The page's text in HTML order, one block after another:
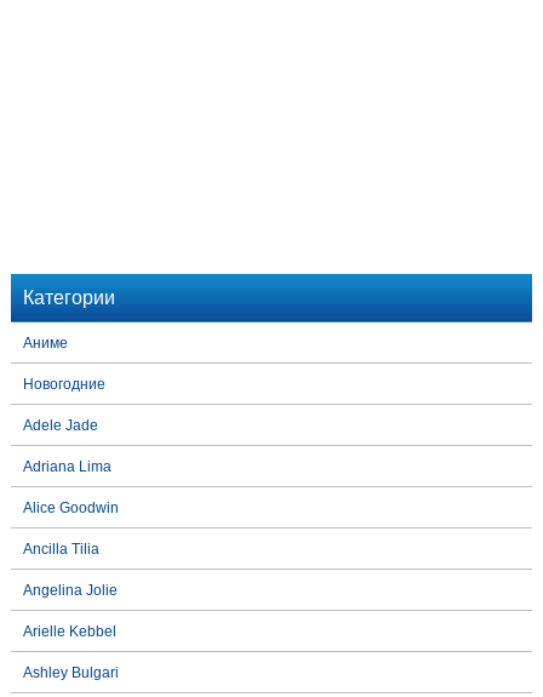
Категории
Аниме
Новогодние
Adele Jade
Adriana Lima
Alice Goodwin
Ancilla Tilia
Angelina Jolie
Arielle Kebbel
Ashley Bulgari